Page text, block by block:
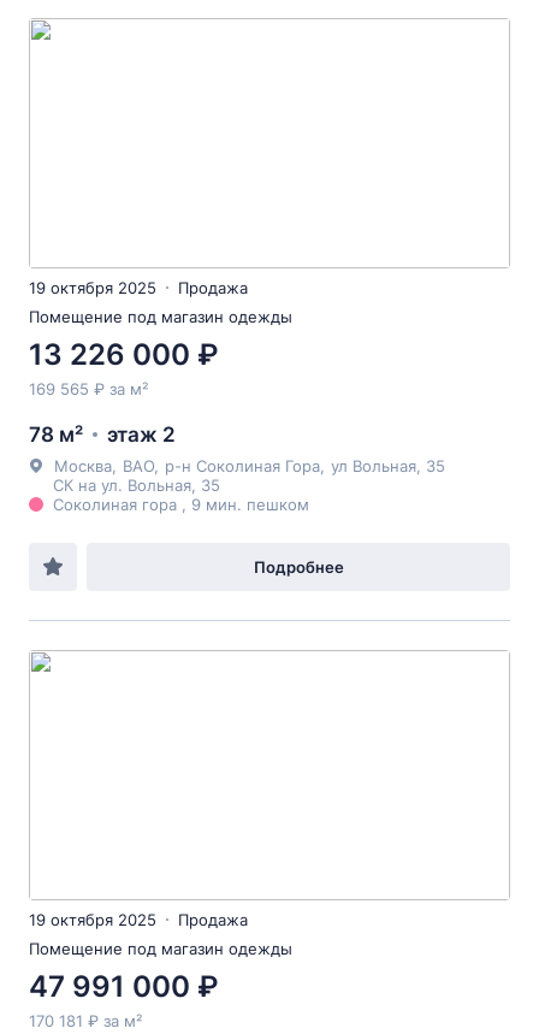
19 октября 2025
Продажа
Помещение под магазин одежды
13 226 000 ₽
169 565 ₽ за м²
78 м² этаж 2
Москва ВАО р-н Соколиная Гора ул Вольная , 35
СК на ул. Вольная, 35
Соколиная гора , 9 мин. пешком
Подробнее
19 октября 2025
Продажа
Помещение под магазин одежды
47 991 000 ₽
170 181 ₽ за м²